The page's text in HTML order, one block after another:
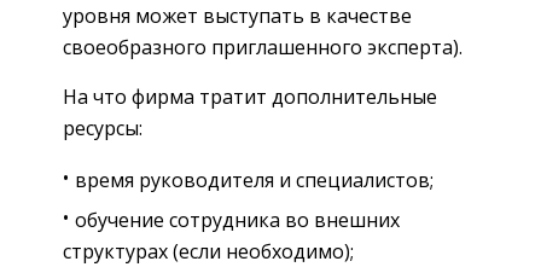
уровня может выступать в качестве
своеобразного приглашенного эксперта).
На что фирма тратит дополнительные
ресурсы:
время руководителя и специалистов;
обучение сотрудника во внешних
структурах (если необходимо);